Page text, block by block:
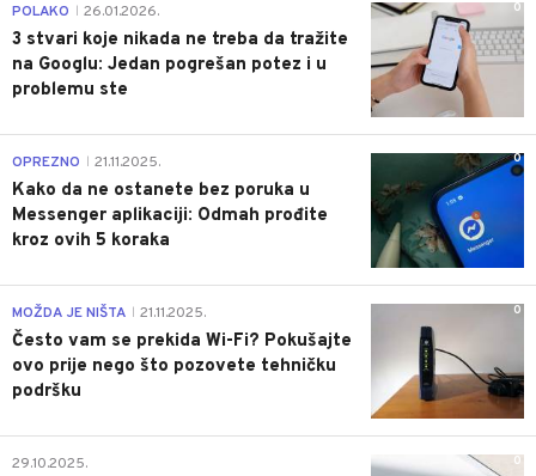
0
POLAKO 26.01.2026.
3 stvari koje nikada ne treba da tražite
na Googlu: Jedan pogrešan potez i u
problemu ste
0
OPREZNO 21.11.2025.
Kako da ne ostanete bez poruka u
Messenger aplikaciji: Odmah prođite
kroz ovih 5 koraka
0
MOŽDA JE NIŠTA 21.11.2025.
Često vam se prekida Wi-Fi? Pokušajte
ovo prije nego što pozovete tehničku
podršku
0
29.10.2025.